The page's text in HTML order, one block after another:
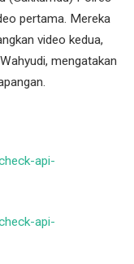
pertama. Mereka
video kedua,
mengatakan
api-
api-